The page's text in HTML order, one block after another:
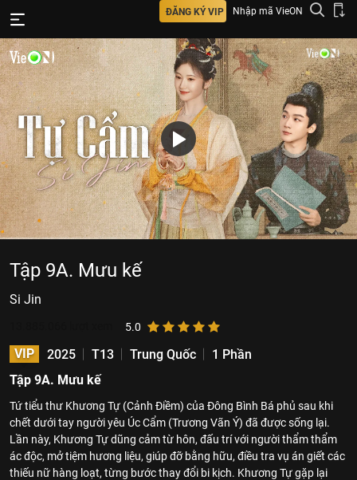
ĐĂNG KÝ VIP Nhập mã VieON
Tập 9A. Mưu kế
Si Jin
5.0
VIP 2025 T13 Trung Quốc
1 Phần
Tập 9A. Mưu kế
Tứ tiểu thư Khương Tự (Cảnh Điềm) của Đông Bình Bá phủ sau khi
chết dưới tay người yêu Úc Cẩm (Trương Vãn Ý) đã được sống lại.
Lần này, Khương Tự dũng cảm từ hôn, đấu trí với người thẩm thẩm
ác độc, mở tiệm hương liệu, giúp đỡ bằng hữu, điều tra vụ án giết các
thiếu nữ hàng loạt, từng bước thay đổi bi kịch. Khương Tự gặp lại